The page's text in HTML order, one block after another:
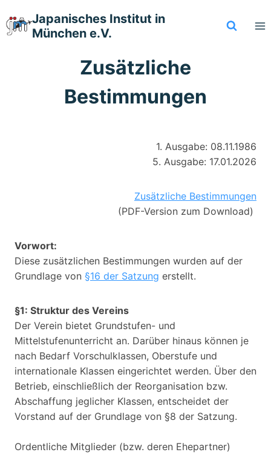
Inhalt
springen
Japanisches Institut in
München e.V.
Zusätzliche
Bestimmungen
1. Ausgabe: 08.11.1986
5. Ausgabe: 17.01.2026
Zusätzliche Bestimmungen
(PDF-Version zum Download)
Vorwort:
Diese zusätzlichen Bestimmungen wurden auf der
Grundlage von §16 der Satzung erstellt.
§1: Struktur des Vereins
Der Verein bietet Grundstufen- und
Mittelstufenunterricht an. Darüber hinaus können je
nach Bedarf Vorschulklassen, Oberstufe und
internationale Klassen eingerichtet werden. Über den
Betrieb, einschließlich der Reorganisation bzw.
Abschaffung jeglicher Klassen, entscheidet der
Vorstand auf der Grundlage von §8 der Satzung.
Ordentliche Mitglieder (bzw. deren Ehepartner)